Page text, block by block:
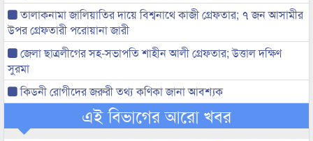
তালাকনামা জালিয়াতির দায়ে বিশ্বনাথে কাজী গ্রেফতার; ৭ জন আসামীর
উপর গ্রেফতারী পরোয়ানা জারী
জেলা ছাত্রলীগের সহ-সভাপতি শাহীন আলী গ্রেফতার; উত্তাল দক্ষিণ
সুরমা
কিডনী রোগীদের জরুরী তথ্য কণিকা জানা আবশ্যক
এই বিভাগের আরো খবর